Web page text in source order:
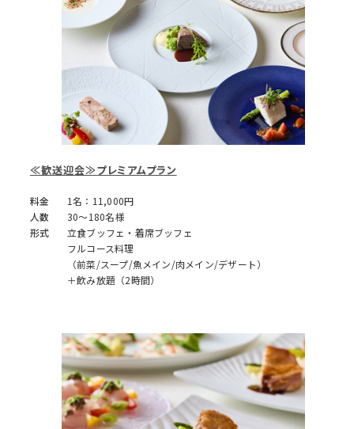
≪歓送迎会≫プレミアムプラン
料金
1名：11,000円
人数
30～180名様
形式
立食ブッフェ・着席ブッフェ
フルコース料理
（前菜/スープ/魚メイン/肉メイン/デザート）
＋飲み放題（2時間）